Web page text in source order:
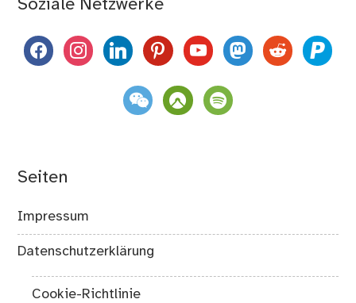
Soziale Netzwerke
facebookinstagramlinkedinpinterestyoutubemastodon
reddit paypal
weixin komootspotify
Seiten
Impressum
Datenschutzerklärung
Cookie-Richtlinie